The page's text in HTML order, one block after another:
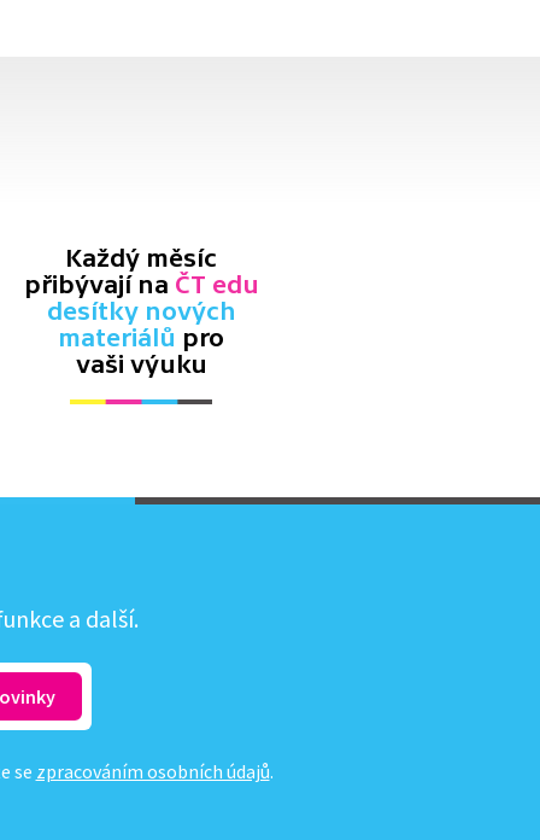
Každý měsíc
přibývají na ČT edu
desítky nových
materiálů pro
vaši výuku
a další.
se zpracováním osobních údajů.